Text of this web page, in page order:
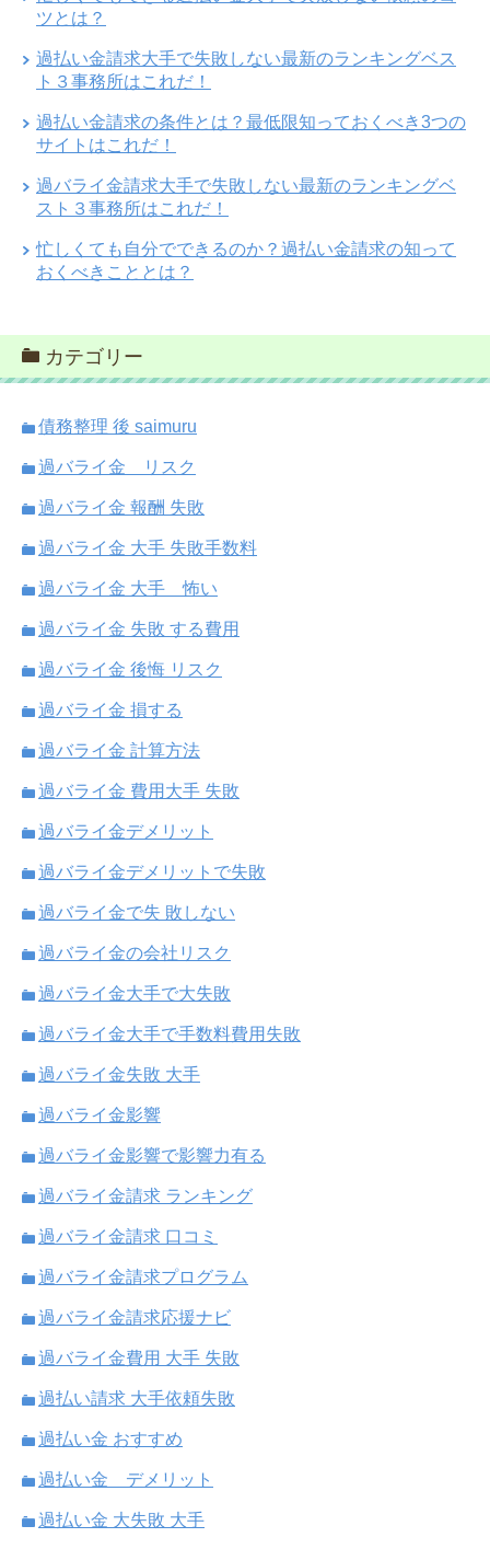
ツとは？
過払い金請求大手で失敗しない最新のランキングベス
ト３事務所はこれだ！
過払い金請求の条件とは？最低限知っておくべき3つの
サイトはこれだ！
過バライ金請求大手で失敗しない最新のランキングベ
スト３事務所はこれだ！
忙しくても自分でできるのか？過払い金請求の知って
おくべきこととは？
カテゴリー
債務整理 後 saimuru
過バライ金 リスク
過バライ金 報酬 失敗
過バライ金 大手 失敗手数料
過バライ金 大手 怖い
過バライ金 失敗 する費用
過バライ金 後悔 リスク
過バライ金 損する
過バライ金 計算方法
過バライ金 費用大手 失敗
過バライ金デメリット
過バライ金デメリットで失敗
過バライ金で失 敗しない
過バライ金の会社リスク
過バライ金大手で大失敗
過バライ金大手で手数料費用失敗
過バライ金失敗 大手
過バライ金影響
過バライ金影響で影響力有る
過バライ金請求 ランキング
過バライ金請求 口コミ
過バライ金請求プログラム
過バライ金請求応援ナビ
過バライ金費用 大手 失敗
過払い請求 大手依頼失敗
過払い金 おすすめ
過払い金 デメリット
過払い金 大失敗 大手